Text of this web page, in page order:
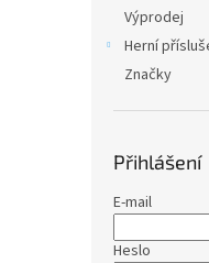
Výprodej
Herní
Značky
Přihlášení
E-mail
Heslo